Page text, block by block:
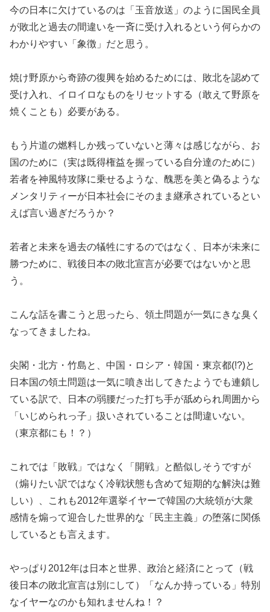
今の日本に欠けているのは「玉音放送」のように国民全員
が敗北と過去の間違いを一斉に受け入れるという何らかの
わかりやすい「象徴」だと思う。
焼け野原から奇跡の復興を始めるためには、敗北を認めて
受け入れ、イロイロなものをリセットする（敢えて野原を
焼くことも）必要がある。
もう片道の燃料しか残っていないと薄々は感じながら、お
国のために（実は既得権益を握っている自分達のために）
若者を神風特攻隊に乗せるような、醜悪を美と偽るような
メンタリティーが日本社会にそのまま継承されているとい
えば言い過ぎだろうか？
若者と未来を過去の犠牲にするのではなく、日本が未来に
勝つために、戦後日本の敗北宣言が必要ではないかと思
う。
こんな話を書こうと思ったら、領土問題が一気にきな臭く
なってきましたね。
尖閣・北方・竹島と、中国・ロシア・韓国・東京都(!?)と
日本国の領土問題は一気に噴き出してきたようでも連鎖し
ている訳で、日本の弱腰だった打ち手が舐められ周囲から
「いじめられっ子」扱いされていることは間違いない。
（東京都にも！？）
これでは「敗戦」ではなく「開戦」と酷似しそうですが
（煽りたい訳ではなく冷戦状態も含めて短期的な解決は難
しい）、これも2012年選挙イヤーで韓国の大統領が大衆
感情を煽って迎合した世界的な「民主主義」の堕落に関係
しているとも言えます。
やっぱり2012年は日本と世界、政治と経済にとって（戦
後日本の敗北宣言は別にして）「なんか持っている」特別
なイヤーなのかも知れませんね！？